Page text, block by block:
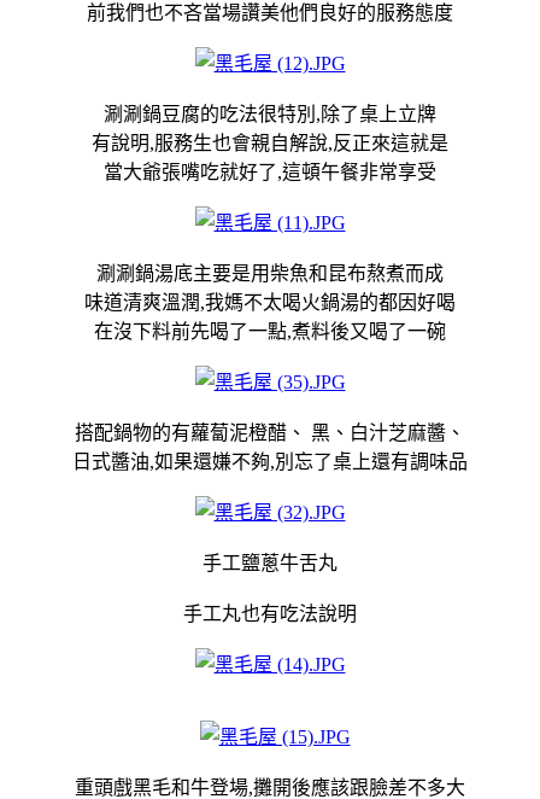
前我們也不吝當場讚美他們良好的服務態度
涮涮鍋豆腐的吃法很特別,除了桌上立牌
有說明,服務生也會親自解說,反正來這就是
當大爺張嘴吃就好了,這頓午餐非常享受
涮涮鍋湯底主要是用柴魚和昆布熬煮而成
味道清爽溫潤,我媽不太喝火鍋湯的都因好喝
在沒下料前先喝了一點,煮料後又喝了一碗
搭配鍋物的有蘿蔔泥橙醋、 黑、白汁芝麻醬、
日式醬油,如果還嫌不夠,別忘了桌上還有調味品
手工鹽蔥牛舌丸
手工丸也有吃法說明
重頭戲黑毛和牛登場,攤開後應該跟臉差不多大